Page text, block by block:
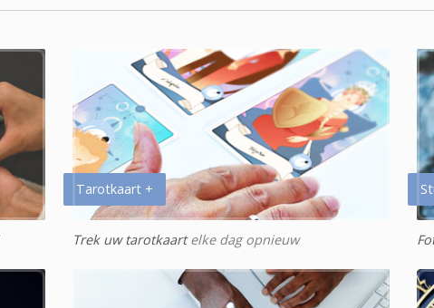
Tarotkaart +
Trek uw tarotkaartelke dag opnieuw